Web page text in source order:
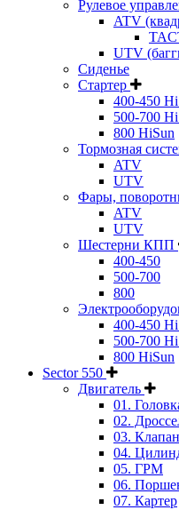
Рулевое
ATV
UTV
Сиденье
Стартер
400-450
500-700
800 HiSun
Тормозная
ATV
UTV
Фары,
ATV
UTV
Шестерни КПП
400-450
500-700
800
400-450
500-700
800 HiSun
Sector 550
Двигатель
01.
02.
03.
04.
05. ГРМ
06.
07. Картер